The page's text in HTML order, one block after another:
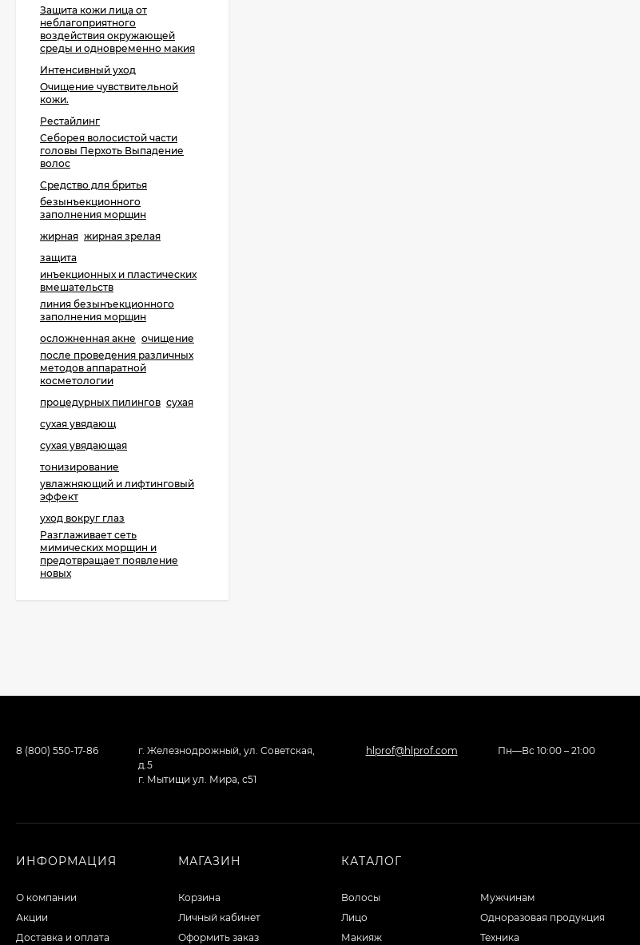
Защита кожи лица от
неблагоприятного
воздействия окружающей
среды и одновременно макия
Интенсивный уход
Очищение чувствительной
кожи.
Рестайлинг
Себорея волосистой части
головы Перхоть Выпадение
волос
Средство для бритья
безынъекционного
заполнения морщин
жирная жирная зрелая
защита
инъекционных и пластических
вмешательств
линия безынъекционного
заполнения морщин
осложненная акне очищение
после проведения различных
методов аппаратной
косметологии
процедурных пилингов сухая
сухая увядающ
сухая увядающая
тонизирование
увлажняющий и лифтинговый
эффект
уход вокруг глаз
​Разглаживает сеть
мимических морщин и
предотвращает появление
новых
8 (800) 550-17-86
г. Железнодрожный, ул. Советская,
д.5
г. Мытищи ул. Мира, с51
hlprof@hlprof.com Пн—Вс 10:00 – 21:00
ИНФОРМАЦИЯ
О компании
Акции
Доставка и оплата
МАГАЗИН
Корзина
Личный кабинет
Оформить заказ
КАТАЛОГ
Волосы
Лицо
Макияж
Мужчинам
Одноразовая продукция
Техника